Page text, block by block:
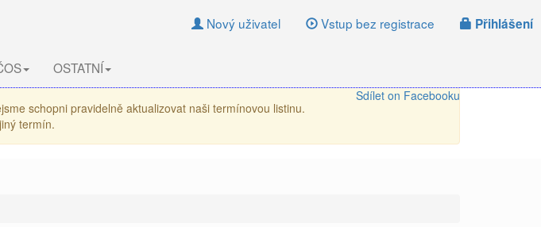
Nový uživatel Vstup bez registrace Přihlášení
OSTATNÍ
Sdílet on Facebooku
schopni pravidelně aktualizovat naši termínovou listinu.
termín.